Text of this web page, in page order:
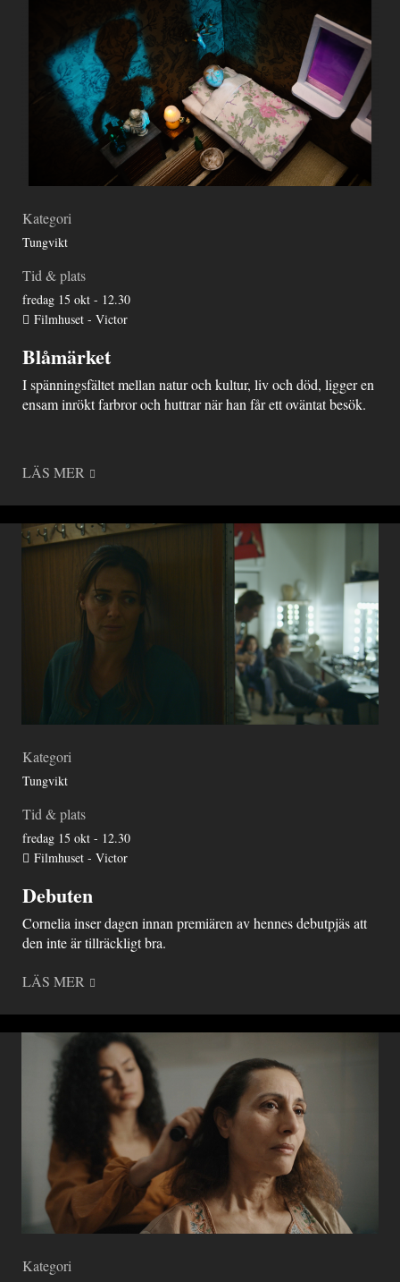
Kategori
Tungvikt
Tid & plats
fredag 15 okt - 12.30
Filmhuset - Victor
Blåmärket
I spänningsfältet mellan natur och kultur, liv och död, ligger en
ensam inrökt farbror och huttrar när han får ett oväntat besök.
LÄS MER
Kategori
Tungvikt
Tid & plats
fredag 15 okt - 12.30
Filmhuset - Victor
Debuten
Cornelia inser dagen innan premiären av hennes debutpjäs att
den inte är tillräckligt bra.
LÄS MER
Kategori